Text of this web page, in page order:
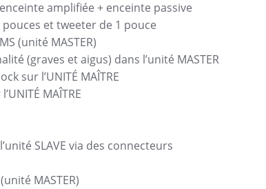
amplifiée + enceinte passive
et tweeter de 1 pouce
(unité MASTER)
(graves et aigus) dans l’unité MASTER
sur l’UNITÉ MAÎTRE
MAÎTRE
SLAVE via des connecteurs
MASTER)